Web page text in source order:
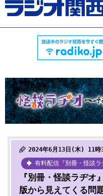
2024年6月13日(木) 11時
有料配信『別冊・怪談ラ
『別冊・怪談ラヂ
版から見えてくる問題